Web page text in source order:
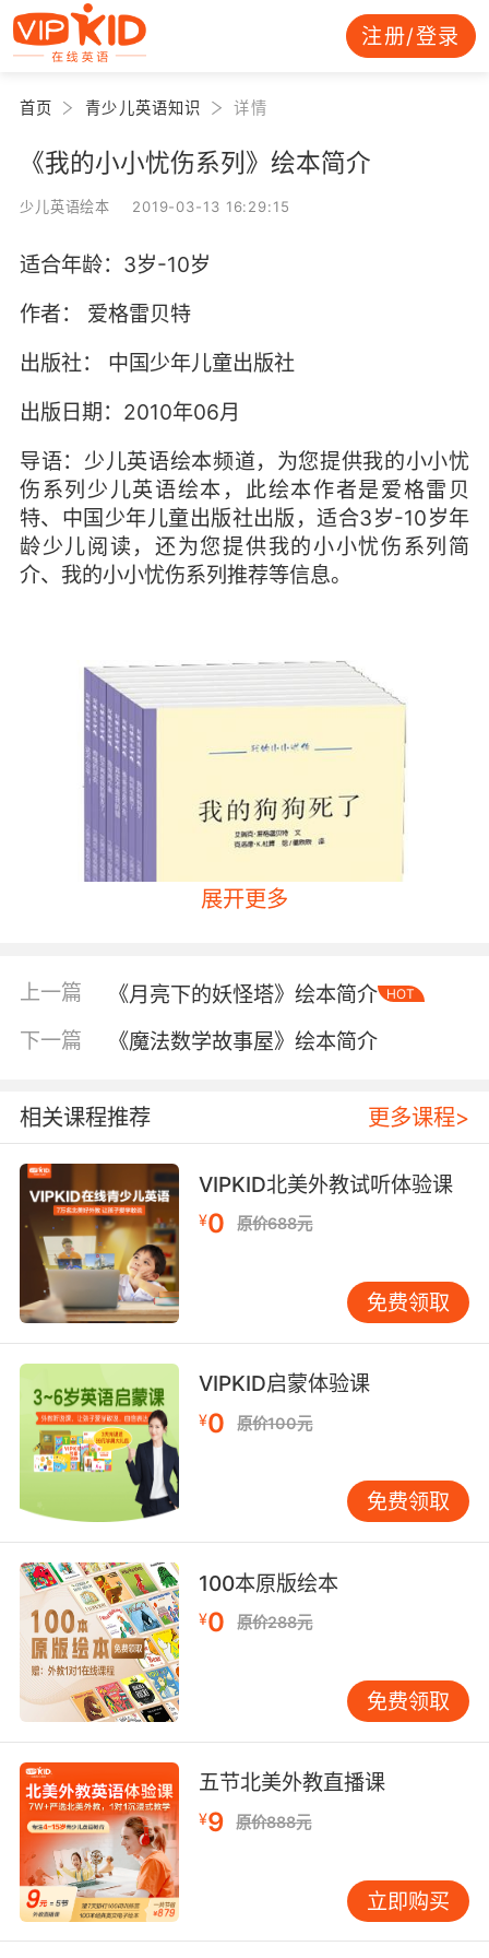
注册/登录
首页 青少儿英语知识 详情
《我的小小忧伤系列》绘本简介
少儿英语绘本 2019-03-13 16:29:15
适合年龄：3岁-10岁
作者： 爱格雷贝特
出版社： 中国少年儿童出版社
出版日期：2010年06月
导语：少儿英语绘本频道，为您提供我的小小忧
伤系列少儿英语绘本，此绘本作者是爱格雷贝
特、中国少年儿童出版社出版，适合3岁-10岁年
龄少儿阅读，还为您提供我的小小忧伤系列简
介、我的小小忧伤系列推荐等信息。
内容简介
随着年龄增长，孩子的生活领域逐渐由家庭扩展
到学校，遭遇到的情绪问题也愈趋复杂。因为和
好朋友吵架，所以害怕上学；看到父母争执，就
猜想一定是自己的错！在似懂非懂的情况下，若
缺乏适当沟通，孩子的心灵和情绪很容易受到不
必要的伤害。
本系列作者将小孩可能遭遇的大小烦恼转化为
动人的故事，以贴近儿童的语言，带领他们面对
情绪上的挫折感。从生活中常见的困扰开始，包
括对外表的自卑、和朋友吵架等，渐渐扩展到亲
子关系的讨论：当父母让孩子的期待落空，或是
大人吵架、离婚时，孩子该怎么办。就像每个家
庭必备的医疗保健箱，《我的小小忧伤》系列图
书，共8册，是孩子的情绪保健读本，细心看护他
们在成长过程中，遇到的小小忧伤。主题包括：
自我发展、同伴关系、亲子关系、生命议题等。
《爸爸总是不在！》：爸爸总是忙，想和他说句
话真难啊！小孩子发出对父爱向往的呐喊！爸爸
你该怎么做？《妈妈生病了》：妈妈总生病，我
们家一点儿也不好！倾听孩子内心的失落，用爱
抚平小小忧伤！《你不再是我的朋友了！》：和
好朋友吵架了，我以后还会快乐吗？这件事对孩
子的影响绝对超出家长的想象！《这不公
展开更多
上一篇 《月亮下的妖怪塔》绘本简介 HOT
下一篇 《魔法数学故事屋》绘本简介
相关课程推荐 更多课程>
VIPKID北美外教试听体验课
¥0 原价688元
免费领取
VIPKID启蒙体验课
¥0 原价100元
免费领取
100本原版绘本
¥0 原价288元
免费领取
五节北美外教直播课
¥9 原价888元
立即购买